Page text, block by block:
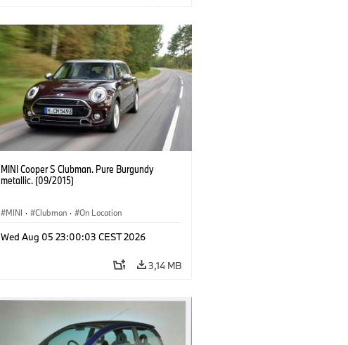
MINI Cooper S Clubman. Pure Burgundy
metallic. (09/2015)
MINI · Clubman · On Location
Wed Aug 05 23:00:03 CEST 2026
3,14 MB